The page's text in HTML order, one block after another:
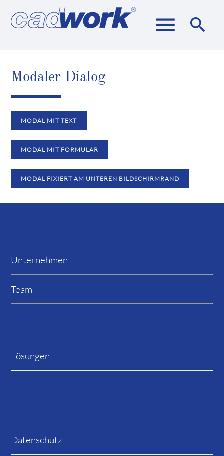
menu search
Suchbegriffe
Modaler Dialog
MODAL MIT TEXT
MODAL MIT FORMULAR
MODAL FIXIERT AM UNTEREN BILDSCHIRMRAND
Unternehmen
Team
Lösungen
Datenschutz